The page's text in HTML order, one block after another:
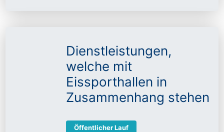
Dienstleistungen,
welche mit
Eissporthallen in
Zusammenhang stehen
Öffentlicher Lauf